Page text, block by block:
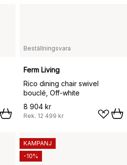
Beställningsvara
Ferm Living
Rico dining chair swivel
bouclé, Off-white
8 904 kr
Rek. 12 499 kr
KAMPANJ
-10%